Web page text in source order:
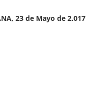
23 de Mayo de 2.017